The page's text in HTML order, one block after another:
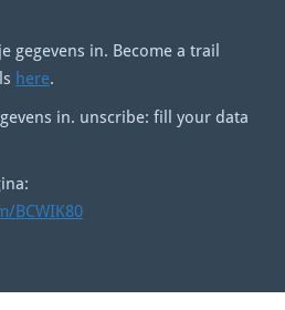
je gegevens in. Become a trail
here.
in. unscribe: fill your data
BCWIK80